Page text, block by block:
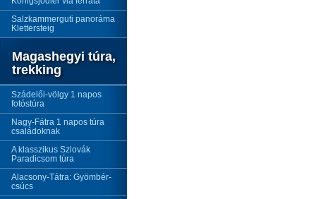
Salzkammerguti panoráma
Klettersteig
Magashegyi túra,
trekking
Szádelői-völgy 1 napos
fotóstúra
Nagy-Fátra 1 napos túra
családoknak
A klasszikus Szlovák
Paradicsom túra
Alacsony-Tátra: Gyömbér-
csúcs